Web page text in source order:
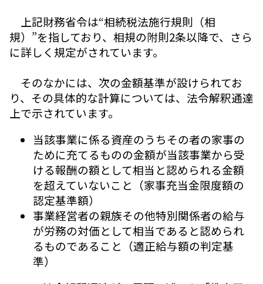
上記財務省令は“相続税法施行規則（相
規）”を指しており、相規の附則2条以降で、さら
に詳しく規定がされています。
そのなかには、次の金額基準が設けられてお
り、その具体的な計算については、法令解釈通達
上で示されています。
当該事業に係る資産のうちその者の家事の
ために充てるものの金額が当該事業から受
ける報酬の額として相当と認められる金額
を超えていないこと（家事充当金限度額の
認定基準額）
事業経営者の親族その他特別関係者の給与
が労務の対価として相当であると認められ
るものであること（適正給与額の判定基
準）